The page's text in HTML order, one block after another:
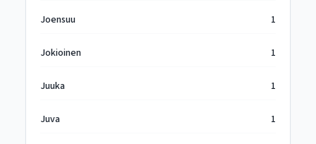
Joensuu 1
Jokioinen 1
Juuka 1
Juva 1